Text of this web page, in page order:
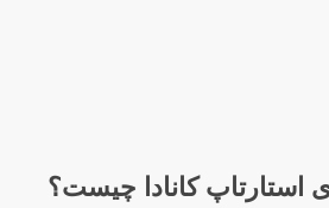
استارتاپ کانادا چیست؟